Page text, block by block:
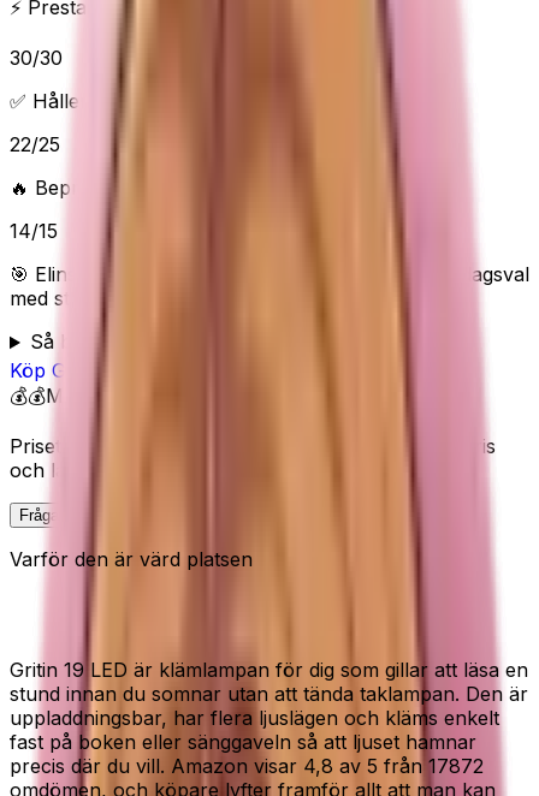
⚡ Prestanda & funktioner
30/30
✅ Håller vad det lovar
22/25
🔥 Beprövad/populär
14/15
🎯 Elins poäng:
Utmärkt vardagsval
med starka köparsignaler och tydlig nytta.
Så bedömer Elin
Köp Gritin
💰💰Mellan
Priset visas inte här eftersom Amazon kan ändra pris
och lagerstatus.
Fråga Elin om denna
Varför den är värd platsen
Läs i sängen utan att störa
Gritin 19 LED är klämlampan för dig som gillar att läsa en
stund innan du somnar utan att tända taklampan. Den är
uppladdningsbar, har flera ljuslägen och kläms enkelt
fast på boken eller sänggaveln så att ljuset hamnar
precis där du vill. Amazon visar 4,8 av 5 från 17872
omdömen, och köpare lyfter framför allt att man kan